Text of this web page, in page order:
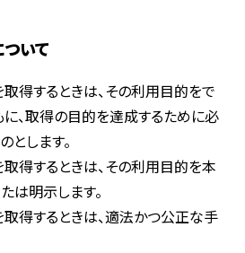
いて
取得するときは、その利用目的をで
に、取得の目的を達成するために必
します。
取得するときは、その利用目的を本
は明示します。
取得するときは、適法かつ公正な手